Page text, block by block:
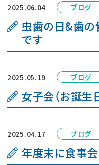
2025.06.04 ブログ
虫歯の日&歯
です
2025.05.19 ブログ
女子会（お誕生
2025.04.17 ブログ
年度末に食事